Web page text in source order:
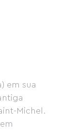
em sua
Michel.